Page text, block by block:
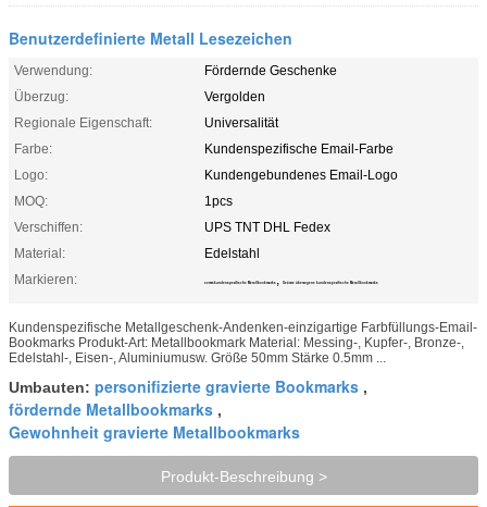
Benutzerdefinierte Metall Lesezeichen
Verwendung:
Fördernde Geschenke
Überzug:
Vergolden
Regionale Eigenschaft:
Universalität
Farbe:
Kundenspezifische Email-Farbe
Logo:
Kundengebundenes Email-Logo
MOQ:
1pcs
Verschiffen:
UPS TNT DHL Fedex
Material:
Edelstahl
Markieren:
50mm kundenspezifische Metallbookmarks , Geätzte überzogene kundenspezifische Metallbookmarks
Kundenspezifische Metallgeschenk-Andenken-einzigartige Farbfüllungs-Email-
Bookmarks Produkt-Art: Metallbookmark Material: Messing-, Kupfer-, Bronze-,
Edelstahl-, Eisen-, Aluminiumusw. Größe 50mm Stärke 0.5mm ...
Umbauten: personifizierte gravierte Bookmarks ,
fördernde Metallbookmarks ,
Gewohnheit gravierte Metallbookmarks
Produkt-Beschreibung >